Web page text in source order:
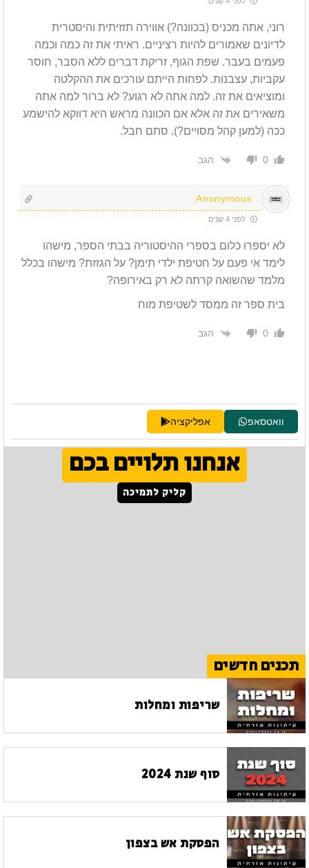
רוני, אתה מכניס (בכוונה?) אווירה תזזיתית והיסטרית
לדיונים שאמורים להיות רציניים. ראיתי את זה כמה וכמה
פעמים בעבר. שפת הגוף, זריקת דברים ללא הסבר, חוסר
עקביות, עצבנות. לפחות הייתם עורכים את ההקלטה
ומוציאים את זה. למה אתה לא רגוע? לא ברור למה אתה
משאירים את זה אלא אם הכוונה מראש היא דווקא להישמע
ככה (למען קהל מסויים?). סתם חבל.
0 הגב
Anonymous
לפני 4 שנים
לא יספרו כלום בספרי ההיסטוריה בבתי הספר, מישהו
לימד אי פעם על חטיפת ילדי תימן? על הגזזת? מישהו בכלל
מלמד שהשואה קרתה לא רק באירופה?
בית ספר זה ממסד לשטיפת מוח
0 הגב
וואטסאפ אפליקציה
אנחנו תלויים בכם
קליק לתמיכה
תכנים חדשים
שריפות ומחלות
סוף שנת 2024
הפסקת אש בצפון